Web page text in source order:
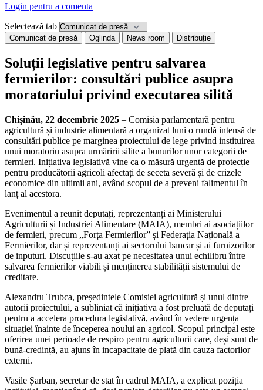
Login pentru a comenta
Selectează tab
Comunicat de presă Oglinda News room Distribuție
Soluții legislative pentru salvarea
fermierilor: consultări publice asupra
moratoriului privind executarea silită
Chișinău, 22 decembrie 2025 – Comisia parlamentară pentru
agricultură și industrie alimentară a organizat luni o rundă intensă de
consultări publice pe marginea proiectului de lege privind instituirea
unui moratoriu asupra urmăririi silite a bunurilor unor categorii de
fermieri. Inițiativa legislativă vine ca o măsură urgentă de protecție
pentru producătorii agricoli afectați de seceta severă și de crizele
economice din ultimii ani, având scopul de a preveni falimentul în
lanț al acestora.
Evenimentul a reunit deputați, reprezentanți ai Ministerului
Agriculturii și Industriei Alimentare (MAIA), membri ai asociațiilor
de fermieri, precum „Forța Fermierilor” și Federația Națională a
Fermierilor, dar și reprezentanți ai sectorului bancar și ai furnizorilor
de inputuri. Discuțiile s-au axat pe necesitatea unui echilibru între
salvarea fermierilor viabili și menținerea stabilității sistemului de
creditare.
Alexandru Trubca, președintele Comisiei agricultură și unul dintre
autorii proiectului, a subliniat că inițiativa a fost preluată de deputați
pentru a accelera procedura legislativă, având în vedere urgența
situației înainte de începerea noului an agricol. Scopul principal este
oferirea unei perioade de respiro pentru agricultorii care, deși sunt de
bună-credință, au ajuns în incapacitate de plată din cauza factorilor
externi.
Vasile Șarban, secretar de stat în cadrul MAIA, a explicat poziția